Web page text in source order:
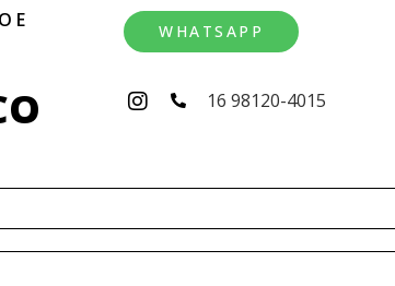
E WHATSAPP
16 98120-4015